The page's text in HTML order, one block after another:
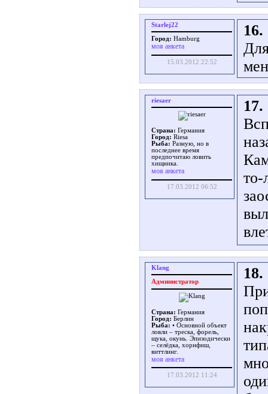
Starlej22
Город: Hamburg
моя анкета
15.03.2012 22:52
16.
riesaer
Страна: Германия
Город: Riesa
Рыба: Разную, но в
последнее время
предпочитаю ловить
хищника.
моя анкета
17.03.2012 06:52
17.
то-
Klang
Администратор
Страна: Германия
Город: Берлин
Рыба: • Основной объект
ловли – треска, форель,
щука, окунь. Эпизодически
– селёдка, хорнфиш,
виттлинг.
моя анкета
17.03.2012 11:24
18.